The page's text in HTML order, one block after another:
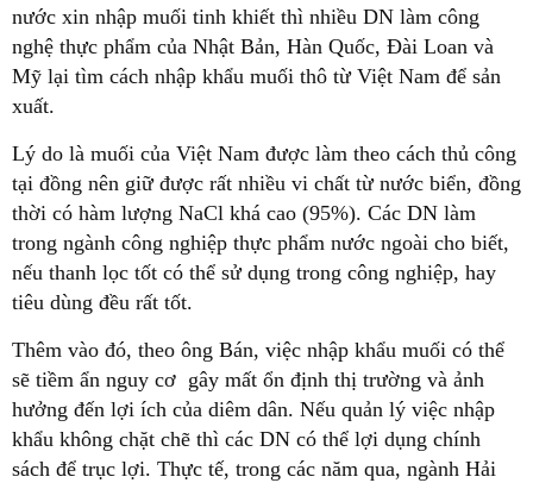
nước xin nhập muối tinh khiết thì nhiều DN làm công
nghệ thực phẩm của Nhật Bản, Hàn Quốc, Đài Loan và
Mỹ lại tìm cách nhập khẩu muối thô từ Việt Nam để sản
xuất.
Lý do là muối của Việt Nam được làm theo cách thủ công
tại đồng nên giữ được rất nhiều vi chất từ nước biển, đồng
thời có hàm lượng NaCl khá cao (95%). Các DN làm
trong ngành công nghiệp thực phẩm nước ngoài cho biết,
nếu thanh lọc tốt có thể sử dụng trong công nghiệp, hay
tiêu dùng đều rất tốt.
Thêm vào đó, theo ông Bán, việc nhập khẩu muối có thể
sẽ tiềm ẩn nguy cơ gây mất ổn định thị trường và ảnh
hưởng đến lợi ích của diêm dân. Nếu quản lý việc nhập
khẩu không chặt chẽ thì các DN có thể lợi dụng chính
sách để trục lợi. Thực tế, trong các năm qua, ngành Hải